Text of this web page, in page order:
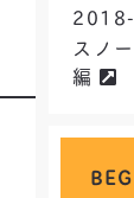
スノ
編